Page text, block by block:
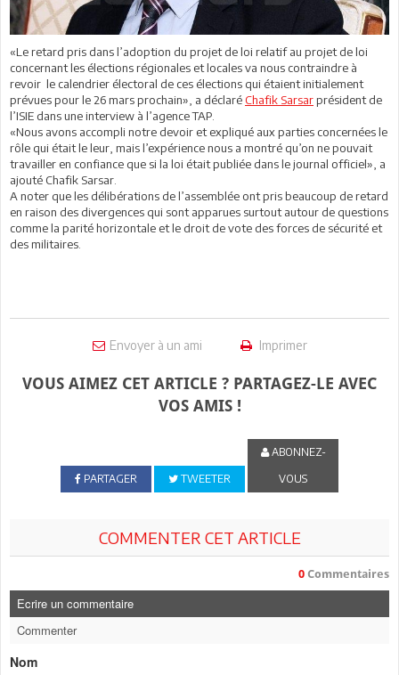
«Le retard pris dans l’adoption du projet de loi relatif au projet de loi
concernant les élections régionales et locales va nous contraindre à
revoir le calendrier électoral de ces élections qui étaient initialement
prévues pour le 26 mars prochain», a déclaréChafik Sarsarprésident de
l’ISIE dans une interview à l’agence TAP.
«Nous avons accompli notre devoir et expliqué aux parties concernées le
rôle qui était le leur, mais l’expérience nous a montré qu’on ne pouvait
travailler en confiance que si la loi était publiée dans le journal officiel», a
ajouté Chafik Sarsar.
A noter que les délibérations de l’assemblée ont pris beaucoup de retard
en raison des divergences qui sont apparues surtout autour de questions
comme la parité horizontale et le droit de vote des forces de sécurité et
des militaires.
Envoyer à un ami Imprimer
VOUS AIMEZ CET ARTICLE ? PARTAGEZ-LE AVEC
VOS AMIS !
PARTAGER TWEETER
ABONNEZ-
VOUS
COMMENTER CET ARTICLE
0 Commentaires
Ecrire un commentaire
Commenter
Nom